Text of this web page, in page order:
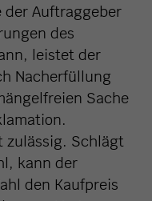
Auftraggeber
des
leistet der
Nacherfüllung
Sache
zulässig. Schlägt
kann der
den Kaufpreis